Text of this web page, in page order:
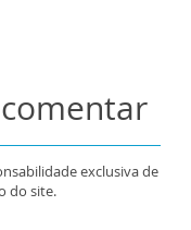
exclusiva de
do site.